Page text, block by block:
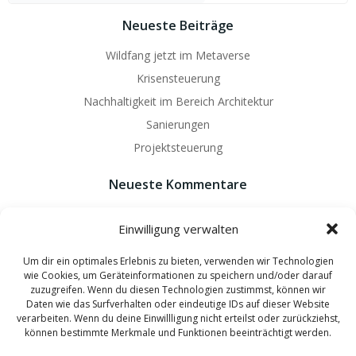
Einwilligung verwalten
Um dir ein optimales Erlebnis zu bieten, verwenden wir Technologien
wie Cookies, um Geräteinformationen zu speichern und/oder darauf
zuzugreifen. Wenn du diesen Technologien zustimmst, können wir
Daten wie das Surfverhalten oder eindeutige IDs auf dieser Website
verarbeiten. Wenn du deine Einwillligung nicht erteilst oder zurückziehst,
können bestimmte Merkmale und Funktionen beeinträchtigt werden.
Neueste Beiträge
Wildfang jetzt im Metaverse
Krisensteuerung
Nachhaltigkeit im Bereich Architektur
Sanierungen
Projektsteuerung
Neueste Kommentare
© 2026 Wildfang Architekten - Ingenieure. Created by
hannover-technik.deandmixters.net